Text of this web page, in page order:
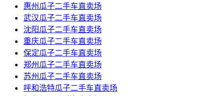
惠州瓜子二手车直卖场
武汉瓜子二手车直卖场
沈阳瓜子二手车直卖场
重庆瓜子二手车直卖场
保定瓜子二手车直卖场
郑州瓜子二手车直卖场
苏州瓜子二手车直卖场
呼和浩特瓜子二手车直卖场